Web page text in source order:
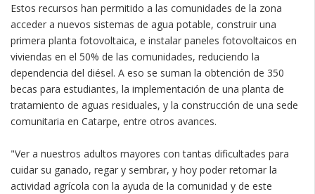
Estos recursos han permitido a las comunidades de la zona
acceder a nuevos sistemas de agua potable, construir una
primera planta fotovoltaica, e instalar paneles fotovoltaicos en
viviendas en el 50% de las comunidades, reduciendo la
dependencia del diésel. A eso se suman la obtención de 350
becas para estudiantes, la implementación de una planta de
tratamiento de aguas residuales, y la construcción de una sede
comunitaria en Catarpe, entre otros avances.
"Ver a nuestros adultos mayores con tantas dificultades para
cuidar su ganado, regar y sembrar, y hoy poder retomar la
actividad agrícola con la ayuda de la comunidad y de este